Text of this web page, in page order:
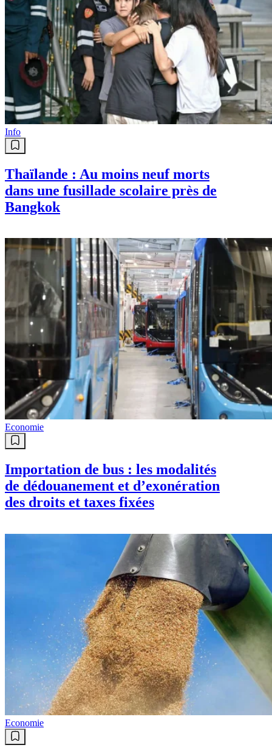
Info
Thaïlande : Au moins neuf morts
dans une fusillade scolaire près de
Bangkok
Economie
Importation de bus : les modalités
de dédouanement et d’exonération
des droits et taxes fixées
Economie